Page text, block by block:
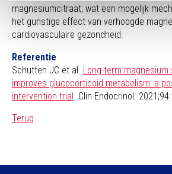
magnesiumcitraat, wat een mogelijk
het gunstige effect van verhoogde
cardiovasculaire gezondheid.
Referentie
Schutten JC et al. Long-term
improves glucocorticoid metabolism: a
intervention trial . Clin Endocrinol.
Terug